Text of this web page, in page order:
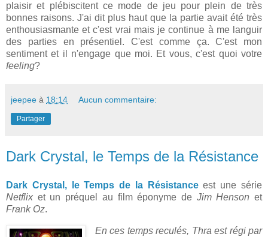
plaisir et plébiscitent ce mode de jeu pour plein de très
bonnes raisons. J'ai dit plus haut que la partie avait été très
enthousiasmante et c'est vrai mais je continue à me languir
des parties en présentiel. C'est comme ça. C'est mon
sentiment et il n'engage que moi. Et vous, c'est quoi votre
feeling?
jeepee à 18:14 Aucun commentaire:
Partager
Dark Crystal, le Temps de la Résistance
Dark Crystal, le Temps de la Résistanceest une série
Netflix et un préquel au film éponyme de Jim Henson et
Frank Oz.
En ces temps reculés, Thra est régi par